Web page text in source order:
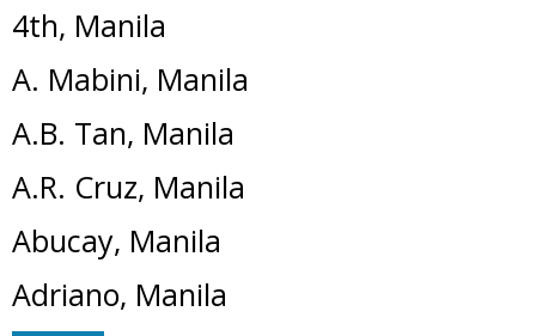
4th, Manila
A. Mabini, Manila
A.B. Tan, Manila
A.R. Cruz, Manila
Abucay, Manila
Adriano, Manila